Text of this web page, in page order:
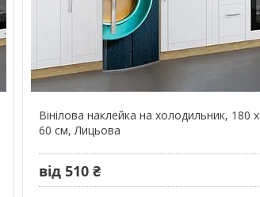
Вінілова наклейка на холодильник, 180 х
60 см, Лицьова
від 510 ₴